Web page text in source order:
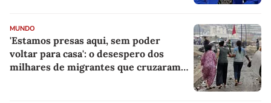
MUNDO
'Estamos presas aqui, sem poder
voltar para casa': o desespero dos
milhares de migrantes que cruzaram a